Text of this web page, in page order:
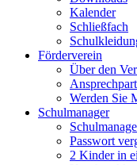
Kalender
Schließfach
Förderverein
Über den
Werden Sie
Schulmanager
Passwort
2 Kinder in